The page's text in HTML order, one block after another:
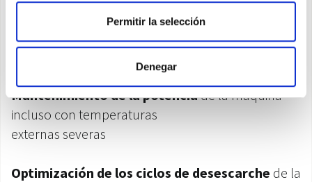
Permitir la selección
Denegar
Válvula de expansión: electrónica
Circuito frigoríficocon economizador
Mantenimiento de la potenciade la máquina
incluso con temperaturas
externas severas
Optimización de los ciclos de desescarche de la